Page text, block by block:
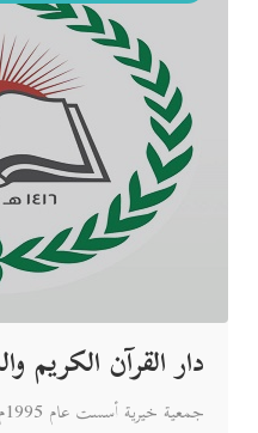
دار القرآن الكريم